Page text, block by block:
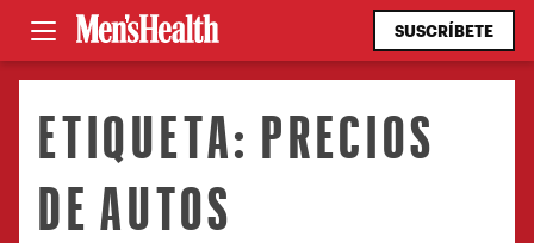
SUSCRÍBETE
ETIQUETA: PRECIOS
DE AUTOS